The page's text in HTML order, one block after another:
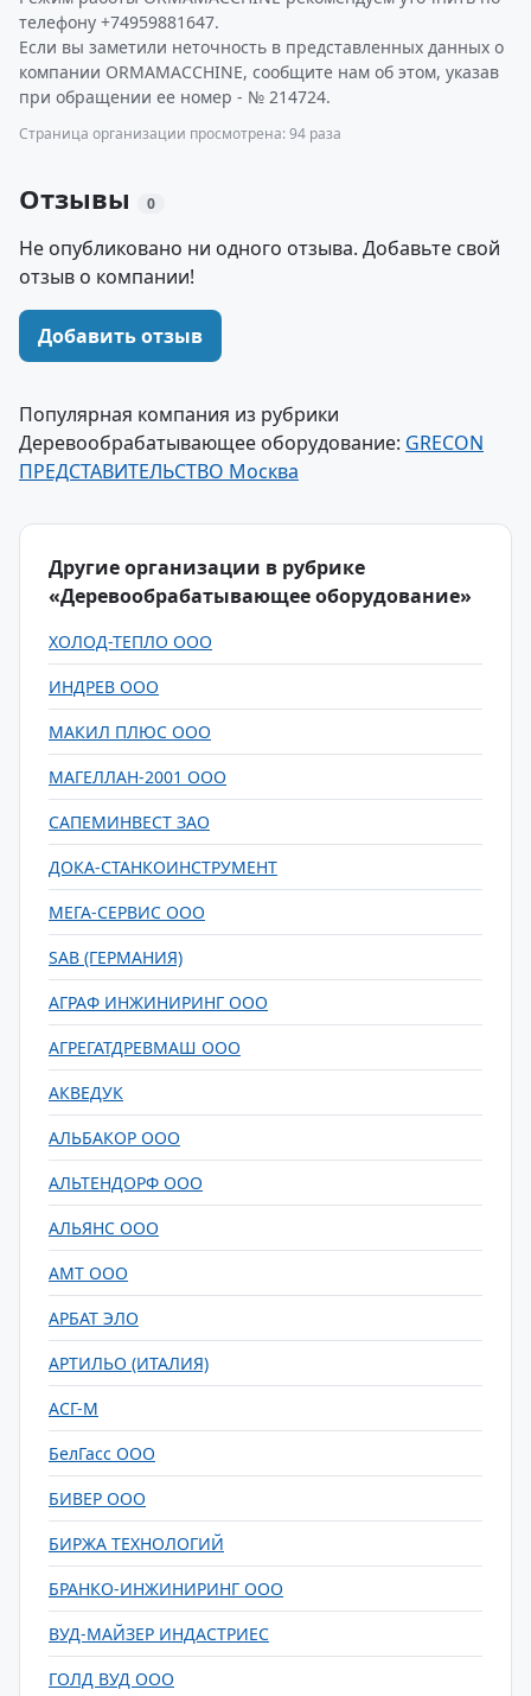
телефону +74959881647.
Если вы заметили неточность в представленных данных о
компании ORMAMACCHINE, сообщите нам об этом, указав
при обращении ее номер - № 214724.
Страница организации просмотрена: 94 раза
Отзывы 0
Не опубликовано ни одного отзыва. Добавьте свой
отзыв о компании!
Добавить отзыв
Популярная компания из рубрики
Деревообрабатывающее оборудование: GRECON
ПРЕДСТАВИТЕЛЬСТВО Москва
Другие организации в рубрике
«Деревообрабатывающее оборудование»
ХОЛОД-ТЕПЛО ООО
ИНДРЕВ ООО
МАКИЛ ПЛЮС ООО
МАГЕЛЛАН-2001 ООО
САПЕМИНВЕСТ ЗАО
ДОКА-СТАНКОИНСТРУМЕНТ
МЕГА-СЕРВИС ООО
SAB (ГЕРМАНИЯ)
АГРАФ ИНЖИНИРИНГ ООО
АГРЕГАТДРЕВМАШ ООО
АКВЕДУК
АЛЬБАКОР ООО
АЛЬТЕНДОРФ ООО
АЛЬЯНС ООО
АМТ ООО
АРБАТ ЭЛО
АРТИЛЬО (ИТАЛИЯ)
АСГ-М
БелГасс ООО
БИВЕР ООО
БИРЖА ТЕХНОЛОГИЙ
БРАНКО-ИНЖИНИРИНГ ООО
ВУД-МАЙЗЕР ИНДАСТРИЕС
ГОЛД ВУД ООО